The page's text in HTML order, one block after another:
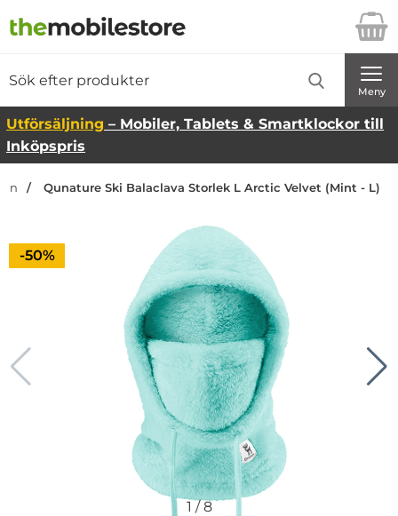
Startsidan för Danira Telecom AB
Meny
Utförsäljning – Mobiler, Tablets & Smartklockor till
Inköpspris
Qunature Ski Balaclava Storlek L Arctic Velvet (Mint - L)
Priset är nedsatt med
-50%
1 /8